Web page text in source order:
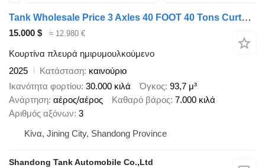
Tank Wholesale Price 3 Axles 40 FOOT 40 Tons Curtain Side Trailer
15.000 $ ≈ 12.980 €
Κουρτίνα πλευρά ημιρυμουλκούμενο
2025
Κατάσταση καινούριο
Ικανότητα φορτίου 30.000 κιλά Όγκος 93,7 μ³
Ανάρτηση αέρος/αέρος Καθαρό βάρος 7.000 κιλά
Αριθμός αξόνων 3
Κίνα, Jining City, Shandong Province
Shandong Tank Automobile Co.,Ltd